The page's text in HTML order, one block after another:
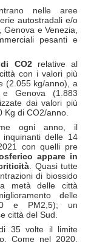
nelle aree
autostradali e/o
e Venezia,
pesanti e
CO2relative al
con i valori più
(2.055 kg/anno), a
Genova (1.883
dai valori più
Kg di CO2/anno.
ogni anno, il
inquinanti delle 14
con quelli pre
appare in
. Quasi tutte
di biossido
metà delle città
delle
e PM2,5); un
città del Sud.
35 volte il limite
Come nel 2020,